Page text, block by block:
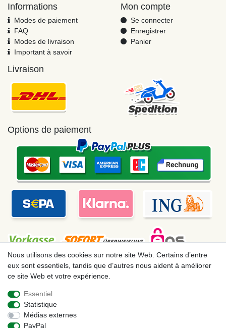
Informations
Modes de paiement
FAQ
Modes de livraison
Important à savoir
Mon compte
Se connecter
Enregistrer
Panier
Livraison
Options de paiement
Mentions légales Déclaration de confidentialité
Conditions générales
Nous utilisons des cookies sur notre site Web. Certains d’entre
eux sont essentiels, tandis que d’autres nous aident à améliorer
ce site Web et votre expérience.
Essentiel
Statistique
Médias externes
PayPal